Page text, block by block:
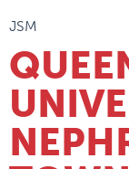
JSM